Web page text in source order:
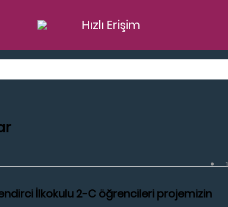
Hızlı Erişim
İlkokulu 2-C öğrencileri projemizin